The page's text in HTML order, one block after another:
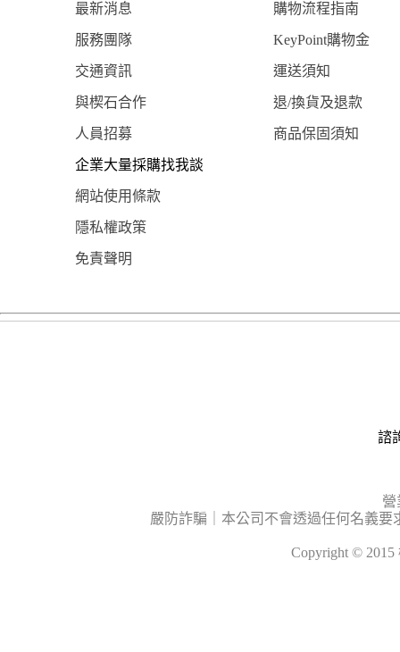
最新消息 購物流程指南
服務團隊 KeyPoint購物金
交通資訊 運送須知
與楔石合作 退/換貨及退款
人員招募 商品保固須知
企業大量採購找我談
網站使用條款
隱私權政策
免責聲明
諮
營
嚴防詐騙｜本公司不會透過任何名義
Copyright ©